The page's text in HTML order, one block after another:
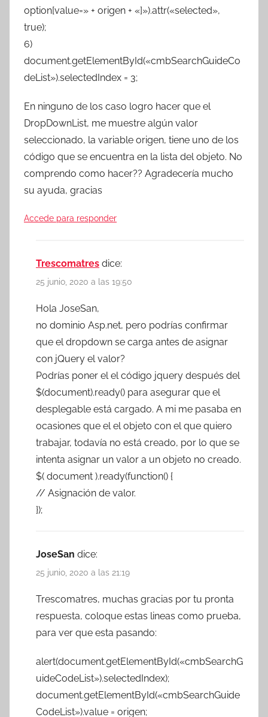
option[value=» + origen + «]»).attr(«selected»,
true);
6)
document.getElementById(«cmbSearchGuideCo
deList»).selectedIndex = 3;
En ninguno de los caso logro hacer que el
DropDownList, me muestre algún valor
seleccionado, la variable origen, tiene uno de los
código que se encuentra en la lista del objeto. No
comprendo como hacer?? Agradecería mucho
su ayuda, gracias
Accede para responder
Trescomatres dice:
25 junio, 2020 a las 19:50
Hola JoseSan,
no dominio Asp.net, pero podrías confirmar
que el dropdown se carga antes de asignar
con jQuery el valor?
Podrías poner el el código jquery después del
$(document).ready() para asegurar que el
desplegable está cargado. A mi me pasaba en
ocasiones que el el objeto con el que quiero
trabajar, todavía no está creado, por lo que se
intenta asignar un valor a un objeto no creado.
$( document ).ready(function() {
// Asignación de valor.
});
JoseSan dice:
25 junio, 2020 a las 21:19
Trescomatres, muchas gracias por tu pronta
respuesta, coloque estas lineas como prueba,
para ver que esta pasando:
alert(document.getElementById(«cmbSearchG
uideCodeList»).selectedIndex);
document.getElementById(«cmbSearchGuide
CodeList»).value = origen;